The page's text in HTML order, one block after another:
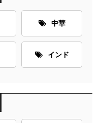
中華
インド